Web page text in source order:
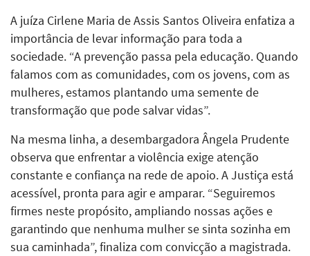
A juíza Cirlene Maria de Assis Santos Oliveira enfatiza a
importância de levar informação para toda a
sociedade. “A prevenção passa pela educação. Quando
falamos com as comunidades, com os jovens, com as
mulheres, estamos plantando uma semente de
transformação que pode salvar vidas”.
Na mesma linha, a desembargadora Ângela Prudente
observa que enfrentar a violência exige atenção
constante e confiança na rede de apoio. A Justiça está
acessível, pronta para agir e amparar. “Seguiremos
firmes neste propósito, ampliando nossas ações e
garantindo que nenhuma mulher se sinta sozinha em
sua caminhada”, finaliza com convicção a magistrada.